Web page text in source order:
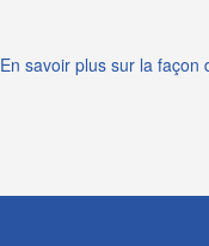
En savoir plus sur la façon